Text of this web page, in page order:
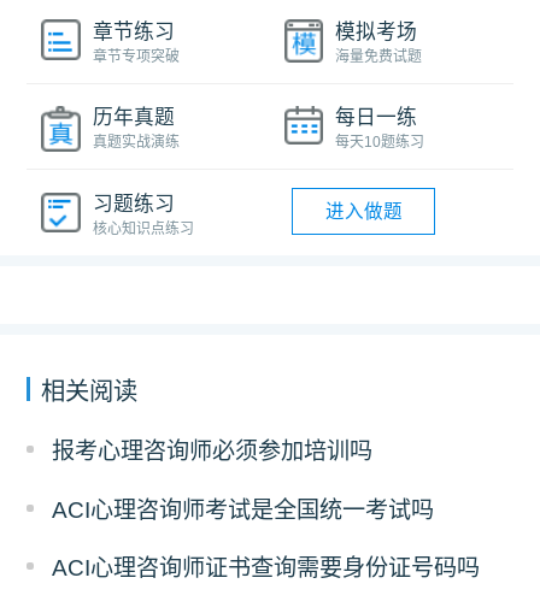
章节练习
章节专项突破
模拟考场
海量免费试题
历年真题
真题实战演练
每日一练
每天10题练习
习题练习
核心知识点练习
进入做题
相关阅读
报考心理咨询师必须参加培训吗
ACI心理咨询师考试是全国统一考试吗
ACI心理咨询师证书查询需要身份证号码吗